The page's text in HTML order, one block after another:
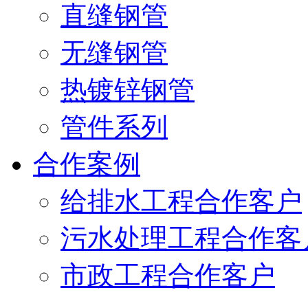
直缝钢管
无缝钢管
热镀锌钢管
管件系列
合作案例
给排水工程合作客户
污水处理工程合作客
市政工程合作客户